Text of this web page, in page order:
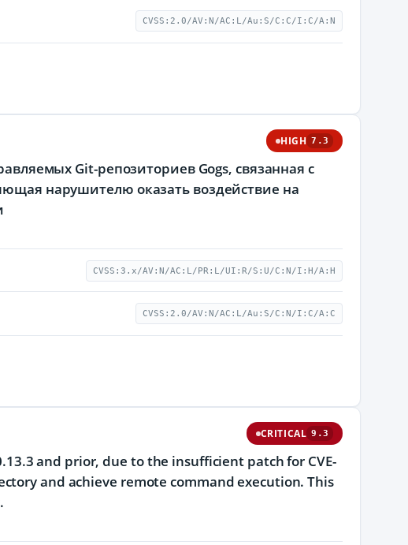
CVSS:2.0/AV:N/AC:L/Au:S/C:C/I:C/A:N
HIGH 7.3
Git-репозиториев Gogs, связанная с
нарушителю оказать воздействие на
CVSS:3.x/AV:N/AC:L/PR:L/UI:R/S:U/C:N/I:H/A:H
CVSS:2.0/AV:N/AC:L/Au:S/C:N/I:C/A:C
CRITICAL 9.3
and prior, due to the insufficient patch for CVE-
and achieve remote command execution. This